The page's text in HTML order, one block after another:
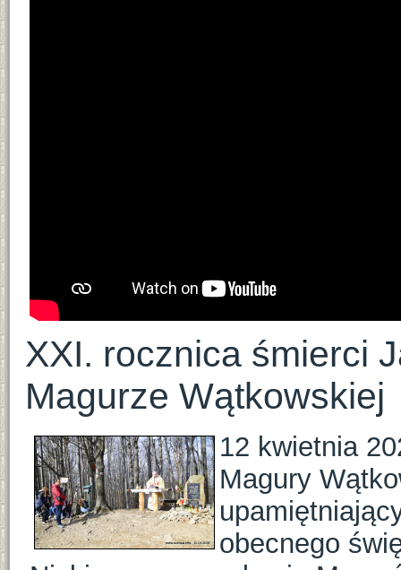
XXI. rocznica śmierci
Magurze Wątkowskiej
12 kwietnia
Magury
obecnego